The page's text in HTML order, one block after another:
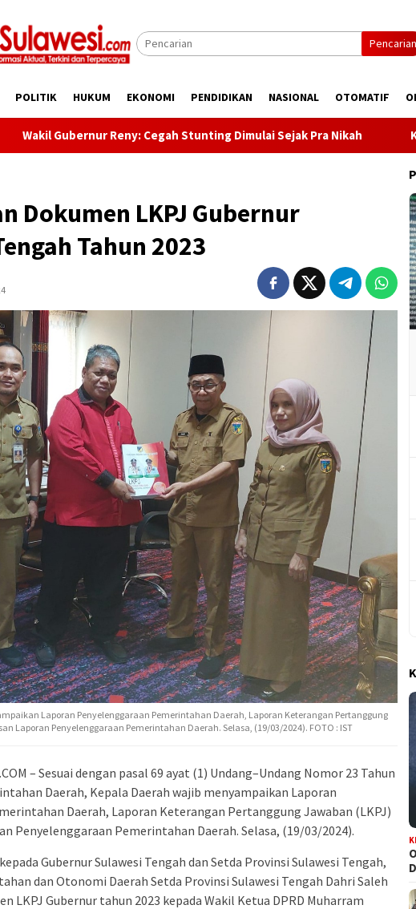
Pencarian
POLITIK HUKUM EKONOMI PENDIDIKAN NASIONAL OTOMATIF
Reny: Cegah Stunting Dimulai Sejak Pra Nikah Kunjungi
Dokumen LKPJ Gubernur
Tahun 2023
Laporan Penyelenggaraan Pemerintahan Daerah, Laporan Keterangan Pertanggung
Laporan Penyelenggaraan Pemerintahan Daerah. Selasa, (19/03/2024). FOTO : IST
– Sesuai dengan pasal 69 ayat (1) Undang–Undang Nomor 23 Tahun
Daerah, Kepala Daerah wajib menyampaikan Laporan
Daerah, Laporan Keterangan Pertanggung Jawaban (LKPJ)
Penyelenggaraan Pemerintahan Daerah. Selasa, (19/03/2024).
Gubernur Sulawesi Tengah dan Setda Provinsi Sulawesi Tengah,
dan Otonomi Daerah Setda Provinsi Sulawesi Tengah Dahri Saleh
LKPJ Gubernur tahun 2023 kepada Wakil Ketua DPRD Muharram